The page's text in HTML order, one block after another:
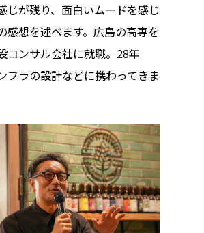
じが残り、面白いムードを感じ
感想を述べます。広島の高専を
コンサル会社に就職。28年
フラの設計などに携わってきま